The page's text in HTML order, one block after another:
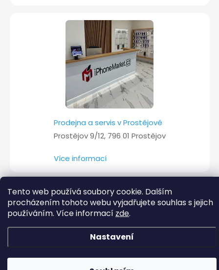
Tento web používá soubory cookie. Dalším
procházením tohoto webu vyjadřujete souhlas s jejich
používáním. Více informací zde.
Nastavení
Prodejna a servis v Prostějově
Prostějov 9/12, 796 01 Prostějov
Více informací
Vytvořil Shoptet
Copyright 2026iPhoneMarket.cz. Všechna práva vyhrazena.